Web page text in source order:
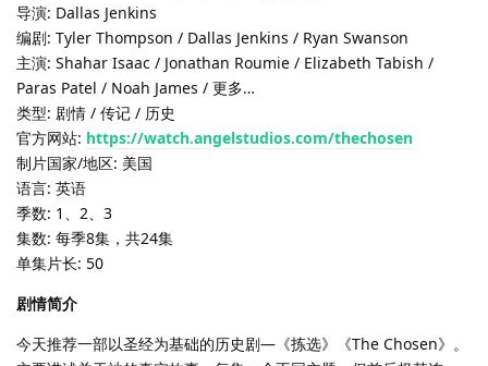
导演: Dallas Jenkins
编剧: Tyler Thompson / Dallas Jenkins / Ryan Swanson
主演: Shahar Isaac / Jonathan Roumie / Elizabeth Tabish /
Paras Patel / Noah James / 更多…
类型: 剧情 / 传记 / 历史
官方网站: https://watch.angelstudios.com/thechosen
制片国家/地区: 美国
语言: 英语
季数: 1、2、3
集数: 每季8集，共24集
单集片长: 50
剧情简介
今天推荐一部以圣经为基础的历史剧—《拣选》《The Chosen》。